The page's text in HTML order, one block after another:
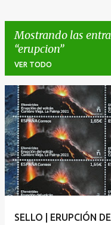
Mostrando las
erupcion
VER TODO
E
n
t
r
a
d
SELLO | ERUPCIÓN